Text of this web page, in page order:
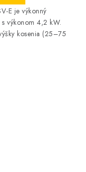
E je výkonný
výkonom 4,2 kW.
kosenia (25–75